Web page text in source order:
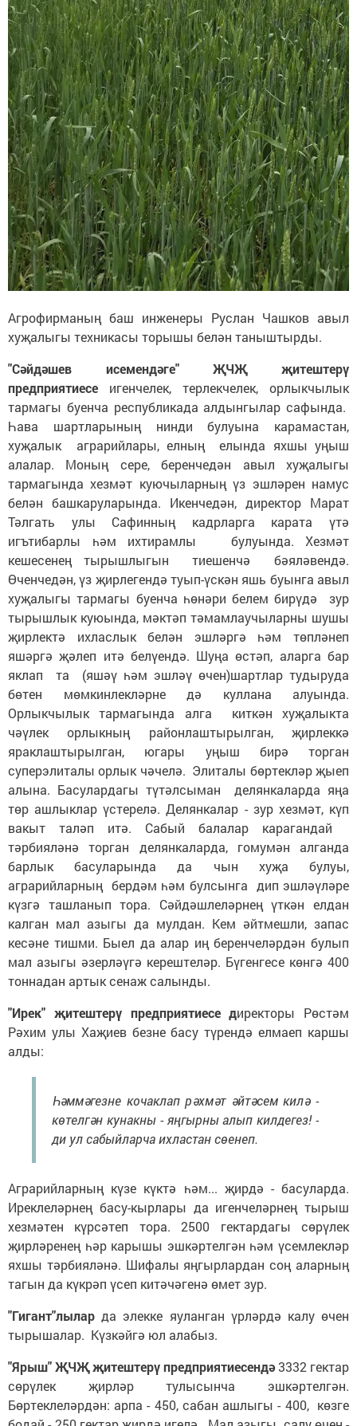
Агрофирманың баш инженеры Руслан Чашков авыл
хуҗалыгы техникасы торышы белән таныштырды.
"Сәйдәшев исемендәге" ҖЧҖ җитештерү
предприятиесе игенчелек, терлекчелек, орлыкчылык
тармагы буенча республикада алдынгылар сафында.
Һава шартларының нинди булуына карамастан,
хуҗалык аграрийлары, елның елында яхшы уңыш
алалар. Моның сере, беренчедән авыл хуҗалыгы
тармагында хезмәт куючыларның үз эшләрен намус
белән башкаруларында. Икенчедән, директор Марат
Тәлгать улы Сафинның кадрларга карата үтә
игътибарлы һәм ихтирамлы булуында. Хезмәт
кешесенең тырышлыгын тиешенчә бәяләвендә.
Өченчедән, үз җирлегендә туып-үскән яшь буынга авыл
хуҗалыгы тармагы буенча һөнәри белем бирүдә зур
тырышлык куюында, мәктәп тәмамлаучыларны шушы
җирлектә ихласлык белән эшләргә һәм төпләнеп
яшәргә җәлеп итә белүендә. Шуңа өстәп, аларга бар
яклап та (яшәү һәм эшләү өчен)шартлар тудыруда
бөтен мөмкинлекләрне дә куллана алуында.
Орлыкчылык тармагында алга киткән хуҗалыкта
чәүлек орлыкның районлаштырылган, җирлеккә
яраклаштырылган, югары уңыш бирә торган
суперэлиталы орлык чәчелә. Элиталы бөртекләр җыеп
алына. Басулардагы түтәлсыман делянкаларда яңа
төр ашлыклар үстерелә. Делянкалар - зур хезмәт, күп
вакыт таләп итә. Сабый балалар карагандай
тәрбияләнә торган делянкаларда, гомумән алганда
барлык басуларында да чын хуҗа булуы,
аграрийларның бердәм һәм булсынга дип эшләүләре
күзгә ташланып тора. Сәйдәшлеләрнең үткән елдан
калган мал азыгы да мулдан. Кем әйтмешли, запас
кесәне тишми. Быел да алар иң беренчеләрдән булып
мал азыгы әзерләүгә керештеләр. Бүгенгесе көнгә 400
тоннадан артык сенаж салынды.
"Ирек" җитештерү предприятиесе директоры Рөстәм
Рәхим улы Хаҗиев безне басу түрендә елмаеп каршы
алды:
Һәммәгезне кочаклап рәхмәт әйтәсем килә -
көтелгән кунакны - яңгырны алып килдегез! -
ди ул сабыйларча ихластан сөенеп.
Аграрийларның күзе күктә һәм... җирдә - басуларда.
Иреклеләрнең басу-кырлары да игенчеләрнең тырыш
хезмәтен күрсәтеп тора. 2500 гектардагы сөрүлек
җирләренең һәр карышы эшкәртелгән һәм үсемлекләр
яхшы тәрбияләнә. Шифалы яңгырлардан соң аларның
тагын да күкрәп үсеп китәчәгенә өмет зур.
"Гигант"лылар да элекке яуланган үрләрдә калу өчен
тырышалар. Күзкәйгә юл алабыз.
"Ярыш" ҖЧҖ җитештерү предприятиесендә3332 гектар
сөрүлек җирләр тулысынча эшкәртелгән.
Бөртеклеләрдән: арпа - 450, сабан ашлыгы - 400, көзге